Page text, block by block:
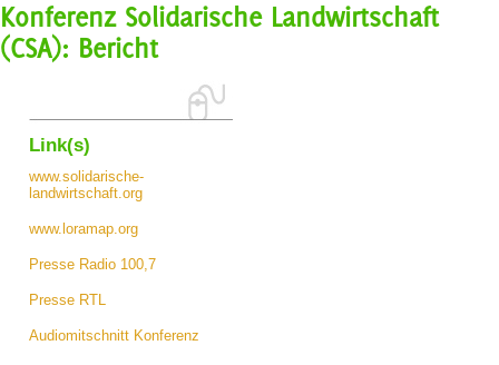
Konferenz Solidarische Landwirtschaft
(CSA): Bericht
Link(s)
www.solidarische-
landwirtschaft.org
www.loramap.org
Presse Radio 100,7
Presse RTL
Audiomitschnitt Konferenz